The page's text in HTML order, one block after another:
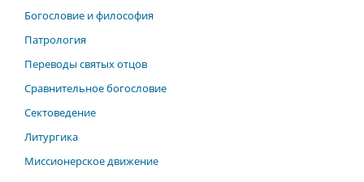
Богословие и философия
Патрология
Переводы святых отцов
Сравнительное богословие
Сектоведение
Литургика
Миссионерское движение